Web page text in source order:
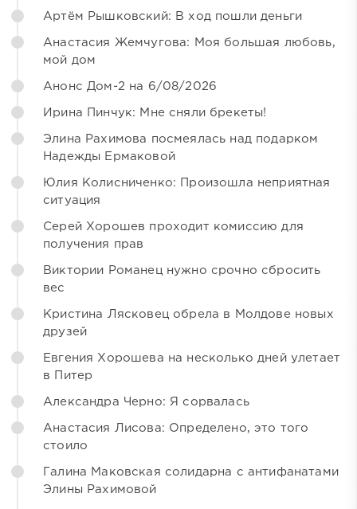
Артём Рышковский: В ход пошли деньги
Анастасия Жемчугова: Моя большая любовь,
мой дом
Анонс Дом-2 на 6/08/2026
Ирина Пинчук: Мне сняли брекеты!
Элина Рахимова посмеялась над подарком
Надежды Ермаковой
Юлия Колисниченко: Произошла неприятная
ситуация
Серей Хорошев проходит комиссию для
получения прав
Виктории Романец нужно срочно сбросить
вес
Кристина Лясковец обрела в Молдове новых
друзей
Евгения Хорошева на несколько дней улетает
в Питер
Александра Черно: Я сорвалась
Анастасия Лисова: Определено, это того
стоило
Галина Маковская солидарна с антифанатами
Элины Рахимовой